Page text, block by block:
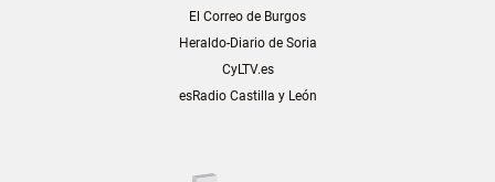
El Correo de Burgos
Heraldo-Diario de Soria
CyLTV.es
esRadio Castilla y León